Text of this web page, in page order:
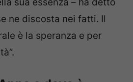
sua essenza – ha detto
ne discosta nei fatti. Il
è la speranza e per